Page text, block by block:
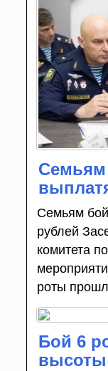
Семьям
Семьям
рублей
комитета
роты
Бой 6
высоты